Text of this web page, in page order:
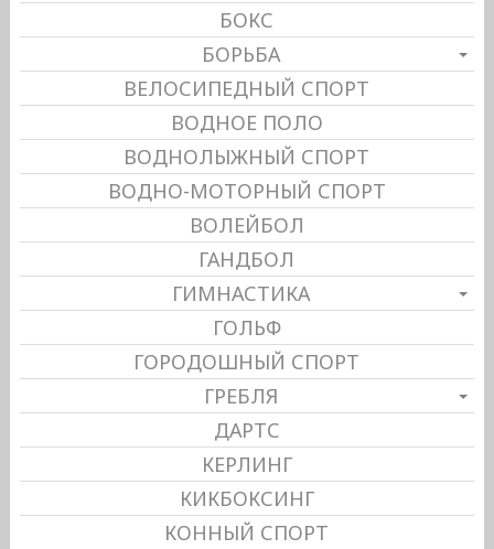
БОКС
БОРЬБА
ВЕЛОСИПЕДНЫЙ СПОРТ
ВОДНОЕ ПОЛО
ВОДНОЛЫЖНЫЙ СПОРТ
ВОДНО-МОТОРНЫЙ СПОРТ
ВОЛЕЙБОЛ
ГАНДБОЛ
ГИМНАСТИКА
ГОЛЬФ
ГОРОДОШНЫЙ СПОРТ
ГРЕБЛЯ
ДАРТС
КЕРЛИНГ
КИКБОКСИНГ
КОННЫЙ СПОРТ